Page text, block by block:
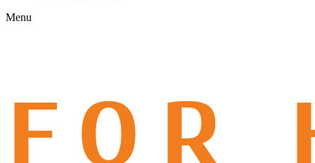
Menu